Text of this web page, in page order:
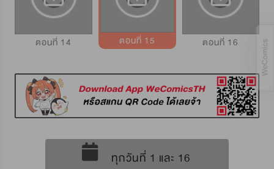
ตอนที่ 14 ตอนที่ 15 ตอนที่ 16
ทุกวันที่ 1 และ 16